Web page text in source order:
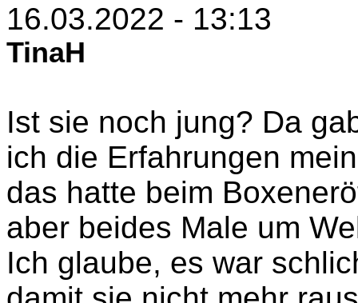
16.03.2022 - 13:13
TinaH
Ist sie noch jung? Da
ich die Erfahrungen
das hatte beim
aber beides Male um
Ich glaube, es war